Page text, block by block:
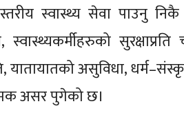
स्वास्थ्य सेवा पाउनु
यातायातको असुविधा,
असर पुगेको छ।